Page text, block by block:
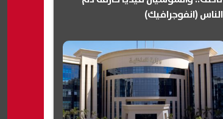
الناس (انفوجرافيك)